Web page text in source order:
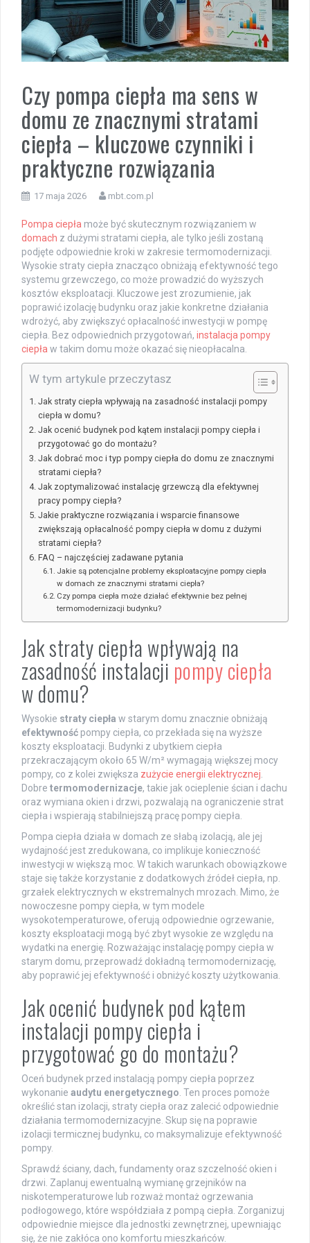
Czy pompa ciepła ma sens w
domu ze znacznymi stratami
ciepła – kluczowe czynniki i
praktyczne rozwiązania
17 maja 2026 mbt.com.pl
Pompa ciepła może być skutecznym rozwiązaniem w
domach z dużymi stratami ciepła, ale tylko jeśli zostaną
podjęte odpowiednie kroki w zakresie termomodernizacji.
Wysokie straty ciepła znacząco obniżają efektywność tego
systemu grzewczego, co może prowadzić do wyższych
kosztów eksploatacji. Kluczowe jest zrozumienie, jak
poprawić izolację budynku oraz jakie konkretne działania
wdrożyć, aby zwiększyć opłacalność inwestycji w pompę
ciepła. Bez odpowiednich przygotowań, instalacja pompy
ciepław takim domu może okazać się nieopłacalna.
W tym artykule przeczytasz
Jak straty ciepła wpływają na zasadność instalacji pompy
ciepła w domu?
Jak ocenić budynek pod kątem instalacji pompy ciepła i
przygotować go do montażu?
Jak dobrać moc i typ pompy ciepła do domu ze znacznymi
stratami ciepła?
Jak zoptymalizować instalację grzewczą dla efektywnej
pracy pompy ciepła?
Jakie praktyczne rozwiązania i wsparcie finansowe
zwiększają opłacalność pompy ciepła w domu z dużymi
stratami ciepła?
FAQ – najczęściej zadawane pytania
Jakie są potencjalne problemy eksploatacyjne pompy ciepła
w domach ze znacznymi stratami ciepła?
Czy pompa ciepła może działać efektywnie bez pełnej
termomodernizacji budynku?
Jak straty ciepła wpływają na
zasadność instalacji pompy ciepła
w domu?
Wysokie straty ciepła w starym domu znacznie obniżają
efektywność pompy ciepła, co przekłada się na wyższe
koszty eksploatacji. Budynki z ubytkiem ciepła
przekraczającym około 65 W/m² wymagają większej mocy
pompy, co z kolei zwiększa zużycie energii elektrycznej.
Dobre termomodernizacje, takie jak ocieplenie ścian i dachu
oraz wymiana okien i drzwi, pozwalają na ograniczenie strat
ciepła i wspierają stabilniejszą pracę pompy ciepła.
Pompa ciepła działa w domach ze słabą izolacją, ale jej
wydajność jest zredukowana, co implikuje konieczność
inwestycji w większą moc. W takich warunkach obowiązkowe
staje się także korzystanie z dodatkowych źródeł ciepła, np.
grzałek elektrycznych w ekstremalnych mrozach. Mimo, że
nowoczesne pompy ciepła, w tym modele
wysokotemperaturowe, oferują odpowiednie ogrzewanie,
koszty eksploatacji mogą być zbyt wysokie ze względu na
wydatki na energię. Rozważając instalację pompy ciepła w
starym domu, przeprowadź dokładną termomodernizację,
aby poprawić jej efektywność i obniżyć koszty użytkowania.
Jak ocenić budynek pod kątem
instalacji pompy ciepła i
przygotować go do montażu?
Oceń budynek przed instalacją pompy ciepła poprzez
wykonanie audytu energetycznego. Ten proces pomoże
określić stan izolacji, straty ciepła oraz zalecić odpowiednie
działania termomodernizacyjne. Skup się na poprawie
izolacji termicznej budynku, co maksymalizuje efektywność
pompy.
Sprawdź ściany, dach, fundamenty oraz szczelność okien i
drzwi. Zaplanuj ewentualną wymianę grzejników na
niskotemperaturowe lub rozważ montaż ogrzewania
podłogowego, które współdziała z pompą ciepła. Zorganizuj
odpowiednie miejsce dla jednostki zewnętrznej, upewniając
się, że nie zakłóca ono komfortu mieszkańców.